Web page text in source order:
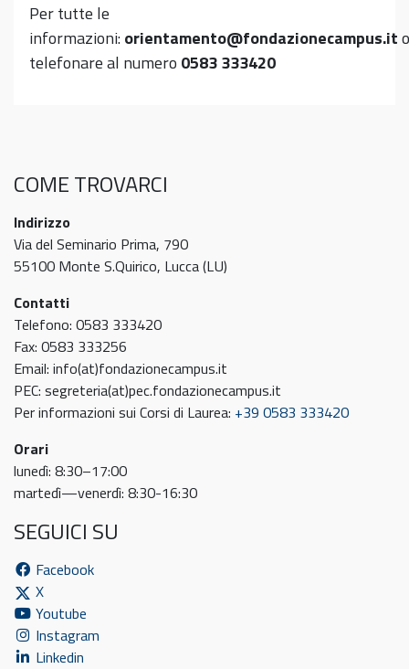
Per tutte le
informazioni:orientamento@fondazionecampus.ito
telefonare al numero 0583 333420
COME TROVARCI
Indirizzo
Via del Seminario Prima, 790
55100 Monte S.Quirico, Lucca (LU)
Contatti
Telefono: 0583 333420
Fax: 0583 333256
Email: info(at)fondazionecampus.it
PEC: segreteria(at)pec.fondazionecampus.it
Per informazioni sui Corsi di Laurea: +39 0583 333420
Orari
lunedì: 8:30–17:00
martedì—venerdì: 8:30-16:30
SEGUICI SU
Facebook
X
Youtube
Instagram
Linkedin